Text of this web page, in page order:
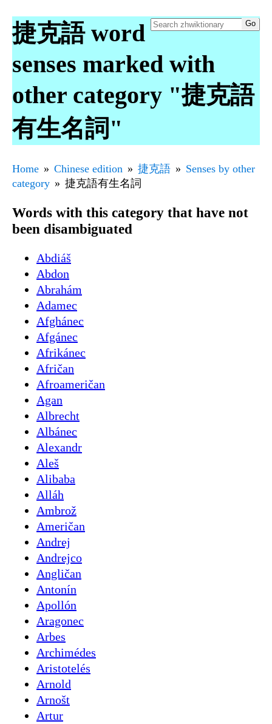
捷克語 word
senses marked with
other category "捷克語
有生名詞"
Home Chinese edition 捷克語
Senses by other
category
捷克語有生名詞
Words with this category that have not
been disambiguated
Abdiáš
Abdon
Abrahám
Adamec
Afghánec
Afgánec
Afrikánec
Afričan
Afroameričan
Agan
Albrecht
Albánec
Alexandr
Aleš
Alibaba
Alláh
Ambrož
Američan
Andrej
Andrejco
Angličan
Antonín
Apollón
Aragonec
Arbes
Archimédes
Aristotelés
Arnold
Arnošt
Artur